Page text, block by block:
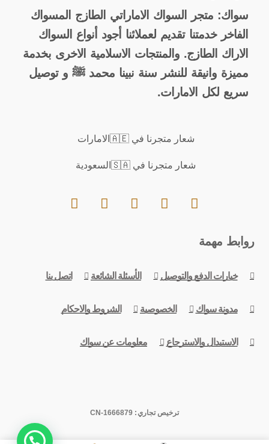
سواك: متجر السواك الاماراتي الطازج المسواك
الفاخر خدمتنا تقديم لعملائنا أجود أنواع السواك
الاراك الطازج. والمنتجات الاسلامية الاخرى بخدمة
مميزة وانيقة للنشر سنة نبينا محمد ﷺ و توصيل
سريع لكل الامارات.
شعار متجرنا في 🇦🇪الامارات
شعار متجرنا في 🇸🇦السعودية
روابط مهمة
خيارات الدفع والتوصيل الأسئلة الشائعة اتصل بنا
مدونة سواك الخصوصية الشروط والاحكام
الاستبدال والاسترجاع معلومات عن سواك
ترخيص تجاري: CN-1666879